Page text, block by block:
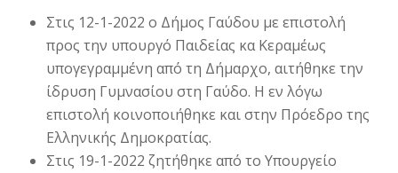
Στις 12-1-2022 ο Δήμος Γαύδου με επιστολή
προς την υπουργό Παιδείας κα Κεραμέως
υπογεγραμμένη από τη Δήμαρχο, αιτήθηκε την
ίδρυση Γυμνασίου στη Γαύδο. Η εν λόγω
επιστολή κοινοποιήθηκε και στην Πρόεδρο της
Ελληνικής Δημοκρατίας.
Στις 19-1-2022 ζητήθηκε από το Υπουργείο